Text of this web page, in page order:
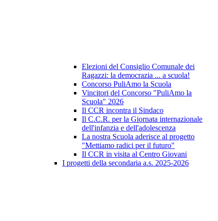
Elezioni del Consiglio Comunale dei
Ragazzi: la democrazia ... a scuola!
Concorso PuliAmo la Scuola
Vincitori del Concorso "PuliAmo la
Scuola" 2026
Il CCR incontra il Sindaco
Il C.C.R. per la Giornata internazionale
dell'infanzia e dell'adolescenza
La nostra Scuola aderisce al progetto
"Mettiamo radici per il futuro"
Il CCR in visita al Centro Giovani
I progetti della secondaria a.s. 2025-2026